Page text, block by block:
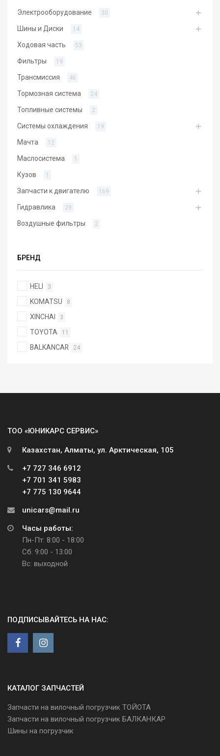
Электрооборудование 30
Шины и Диски 14
Ходовая часть 53
Фильтры 19
Трансмиссия 46
Тормозная система 24
Топливные системы 2
Системы охлаждения 19
Мачта 12
Маслосистема 1
Кузов 1
Запчасти к двигателю 169
Гидравлика 29
Воздушные фильтры 2
БРЕНД
HELI 3
KOMATSU 8
XINCHAI 3
TOYOTA 11
BALKANCAR 24
ТОО «ЮНИКАРС СЕРВИС»
Казахстан, Алматы, ул. Арктическая, 105
+7 727 346 6912
+7 701 341 5983
+7 775 130 9644
unicars@mail.ru
Часы работы:
Пн-Пт: 8:00 - 18:00
Сб: 9:00 - 13:00
Вс: выходной
ПОДПИСЫВАЙТЕСЬ НА НАС:
КАТАЛОГ ЗАПЧАСТЕЙ
Запчасти на вилочный погрузчик ТОЙОТА
Запчасти на вилочный погрузчик БАЛКАНКАР
Шины на погрузчик